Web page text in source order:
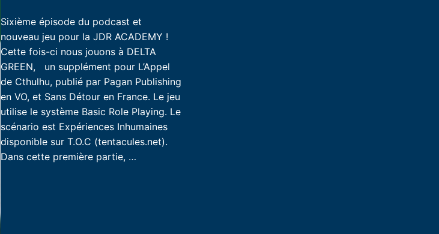
Sixième épisode du podcast et
nouveau jeu pour la JDR ACADEMY !
Cette fois-ci nous jouons à DELTA
GREEN, un supplément pour L’Appel
de Cthulhu, publié par Pagan Publishing
en VO, et Sans Détour en France. Le jeu
utilise le système Basic Role Playing. Le
scénario est Expériences Inhumaines
disponible sur T.O.C (tentacules.net).
Dans cette première partie, …